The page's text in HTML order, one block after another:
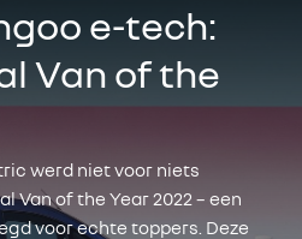
e-tech:
Van of the
werd niet voor niets
Van of the Year 2022 – een
voor echte toppers. Deze